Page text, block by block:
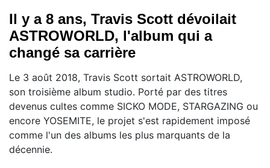
Il y a 8 ans, Travis Scott dévoilait
ASTROWORLD, l'album qui a
changé sa carrière
Le 3 août 2018, Travis Scott sortait ASTROWORLD,
son troisième album studio. Porté par des titres
devenus cultes comme SICKO MODE, STARGAZING ou
encore YOSEMITE, le projet s'est rapidement imposé
comme l'un des albums les plus marquants de la
décennie.